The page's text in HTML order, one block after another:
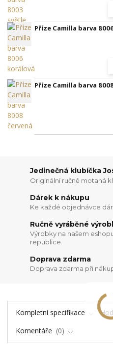
Příze Camilla barva
Příze Camilla barva
Jedinečná klubíčka
Originální ručně motaná
Dárek k nákupu
Ke každé objednávce
Ručně vyráběné
Výrobky na našem
republice.
Doprava zdarma
Doprava zdarma při
Kompletní specifikace
Komentáře
0